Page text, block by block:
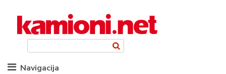
Navigacija